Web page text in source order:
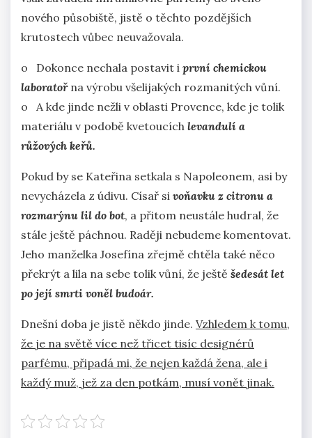
nového působiště, jistě o těchto pozdějších
krutostech vůbec neuvažovala.
o Dokonce nechala postavit i první chemickou
laboratořna výrobu všelijakých rozmanitých vůní.
o A kde jinde nežli v oblasti Provence, kde je tolik
materiálu v podobě kvetoucích levandulí a
růžových keřů.
Pokud by se Kateřina setkala s Napoleonem, asi by
nevycházela z údivu. Císař si voňavku z citronu a
rozmarýnu lil do bot, a přitom neustále hudral, že
stále ještě páchnou. Raději nebudeme komentovat.
Jeho manželka Josefína zřejmě chtěla také něco
překrýt a lila na sebe tolik vůní, že ještě šedesát let
po její smrti voněl budoár.
Dnešní doba je jistě někdo jinde. Vzhledem k tomu,
že je na světě více než třicet tisíc designérů
parfému, připadá mi, že nejen každá žena, ale i
každý muž, jež za den potkám, musí vonět jinak.